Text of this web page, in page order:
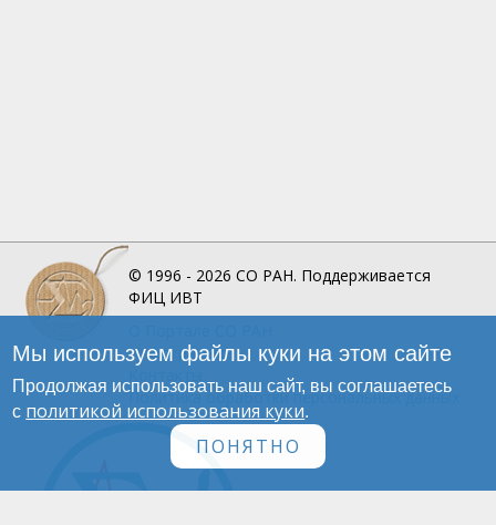
© 1996 - 2026 СО РАН. Поддерживается
ФИЦ ИВТ
Инфографика
Политика обработки персональных данных
Мы используем файлы куки на этом сайте
Продолжая использовать наш сайт, вы соглашаетесь
с политикой использования куки.
ПОНЯТНО